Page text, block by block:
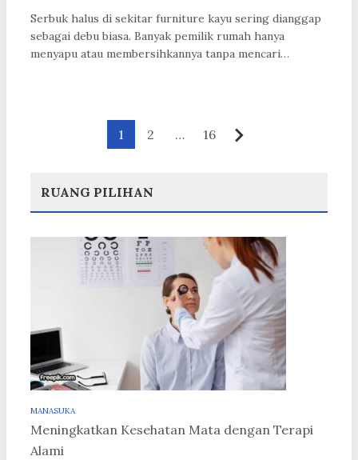
Serbuk halus di sekitar furniture kayu sering dianggap
sebagai debu biasa. Banyak pemilik rumah hanya
menyapu atau membersihkannya tanpa mencari…
1 2 … 16
RUANG PILIHAN
MANASUKA
Meningkatkan Kesehatan Mata dengan Terapi
Alami